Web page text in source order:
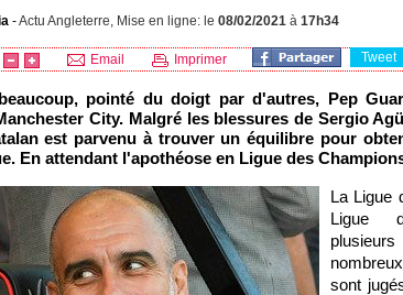
-Actu Angleterre, Mise en ligne: le 08/02/2021 à 17h34
Email Imprimer Tweet
pointé du doigt par d'autres, Pep
City. Malgré les blessures de Sergio
est parvenu à trouver un équilibre pour
En attendant l'apothéose en Ligue des
La Ligue
Ligue
sont